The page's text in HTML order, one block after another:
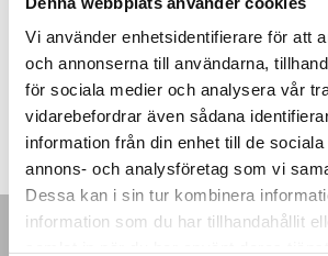
Vi använder enhetsidentifierare för att
och annonserna till användarna,
för sociala medier och analysera vår
vidarebefordrar även sådana
information från din enhet till de
annons- och analysföretag som vi
Dessa kan i sin tur kombinera
information som du har tillhandahållit
LSB200 miniatyr S-lastcell
S-formad miniatyr lastcell från
5,700.00 kr – 9,980.00kr Prisintervall:
5,700.00 kr
till
9,980.00 kr